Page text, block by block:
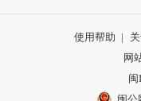
使用帮助 |
网
闽